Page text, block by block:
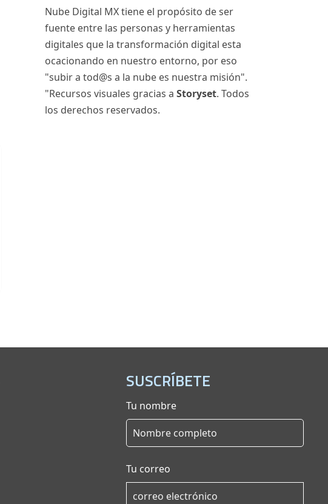
Nube Digital MX tiene el propósito de ser
fuente entre las personas y herramientas
digitales que la transformación digital esta
ocacionando en nuestro entorno, por eso
"subir a tod@s a la nube es nuestra misión".
"Recursos visuales gracias a Storyset. Todos
los derechos reservados.
SUSCRÍBETE
Tu nombre
Tu correo